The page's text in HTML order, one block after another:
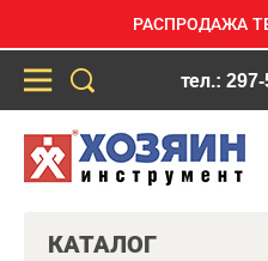
РАСПРОДАЖА
тел.:
КАТАЛОГ